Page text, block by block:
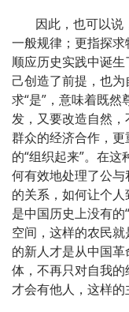
因此，也可以说
一般规律；更指探求
顺应历史实践中诞
己创造了前提，也
求“是”，意味着既
发，又要改造自然，
群众的经济合作，
的“组织起来”。在
何有效地处理了公
的关系，如何让个
是中国历史上没有
空间，这样的农民
的新人才是从中国
体，不再只对自我的
才会有他人，这样的